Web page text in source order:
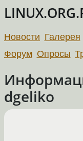
Новости Галерея
Форум Опросы
dgeliko